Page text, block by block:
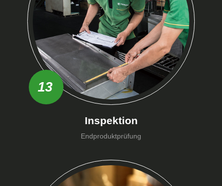
13
Inspektion
Endproduktprüfung